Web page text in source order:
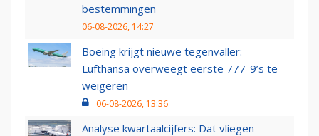
bestemmingen
06-08-2026, 14:27
Boeing krijgt nieuwe tegenvaller:
Lufthansa overweegt eerste 777-9’s te
weigeren
06-08-2026, 13:36
Analyse kwartaalcijfers: Dat vliegen